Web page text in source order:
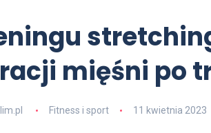
mięśni po
Fitness i sport 11 kwietnia 2023